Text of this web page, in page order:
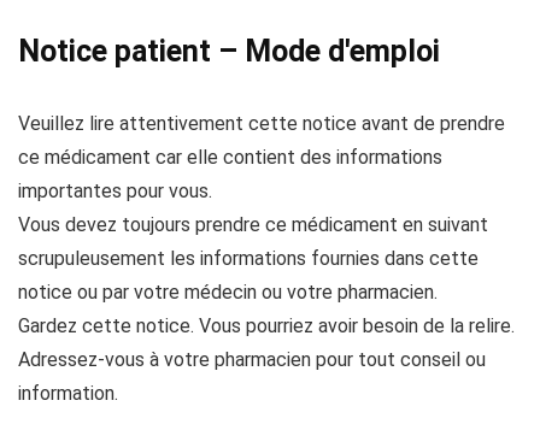
Notice patient – Mode d'emploi
Veuillez lire attentivement cette notice avant de prendre
ce médicament car elle contient des informations
importantes pour vous.
Vous devez toujours prendre ce médicament en suivant
scrupuleusement les informations fournies dans cette
notice ou par votre médecin ou votre pharmacien.
Gardez cette notice. Vous pourriez avoir besoin de la relire.
Adressez-vous à votre pharmacien pour tout conseil ou
information.